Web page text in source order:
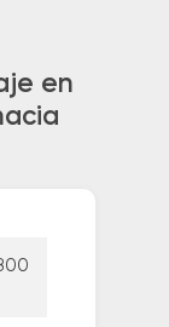
en